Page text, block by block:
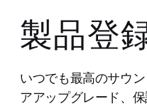
製品登
いつでも最高のサウ
アアップグレード、